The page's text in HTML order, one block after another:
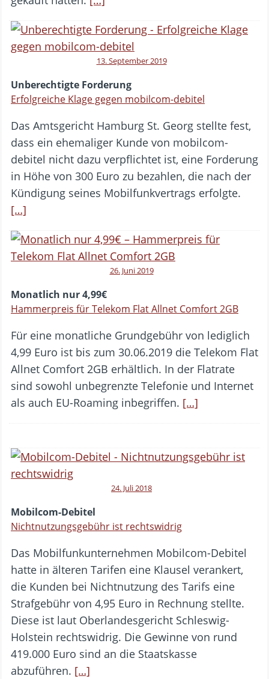
13. September 2019
Unberechtigte Forderung
Erfolgreiche Klage gegen mobilcom-debitel
Das Amtsgericht Hamburg St. Georg stellte fest,
dass ein ehemaliger Kunde von mobilcom-
debitel nicht dazu verpflichtet ist, eine Forderung
in Höhe von 300 Euro zu bezahlen, die nach der
Kündigung seines Mobilfunkvertrags erfolgte.
[…]
26. Juni 2019
Monatlich nur 4,99€
Hammerpreis für Telekom Flat Allnet Comfort 2GB
Für eine monatliche Grundgebühr von lediglich
4,99 Euro ist bis zum 30.06.2019 die Telekom Flat
Allnet Comfort 2GB erhältlich. In der Flatrate
sind sowohl unbegrenzte Telefonie und Internet
als auch EU-Roaming inbegriffen. […]
24. Juli 2018
Mobilcom-Debitel
Nichtnutzungsgebühr ist rechtswidrig
Das Mobilfunkunternehmen Mobilcom-Debitel
hatte in älteren Tarifen eine Klausel verankert,
die Kunden bei Nichtnutzung des Tarifs eine
Strafgebühr von 4,95 Euro in Rechnung stellte.
Diese ist laut Oberlandesgericht Schleswig-
Holstein rechtswidrig. Die Gewinne von rund
419.000 Euro sind an die Staatskasse
abzuführen. […]